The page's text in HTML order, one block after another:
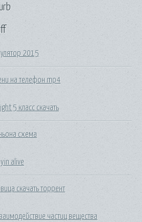
2015
на телефон mp4
5 класс скачать
схема
alive
скачать торрент
частиц вещества